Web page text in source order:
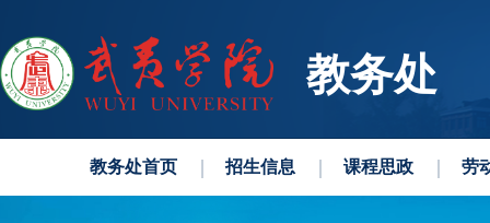
教务处
教务处首页 招生信息 课程思政 劳